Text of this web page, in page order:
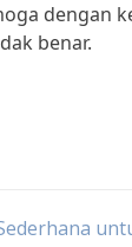
dengan
benar.